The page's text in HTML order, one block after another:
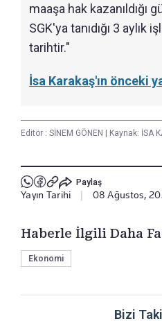
maaşa hak kazanıldığı
SGK'ya tanıdığı 3
tarihtir."
İsa Karakaş'ın önceki
Editör : SİNEM GÖNEN | Kaynak: İSA
Paylaş
Yayın Tarihi 08 Ağustos,
Haberle İlgili Daha
Ekonomi
Bizi